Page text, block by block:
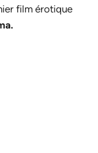
film érotique